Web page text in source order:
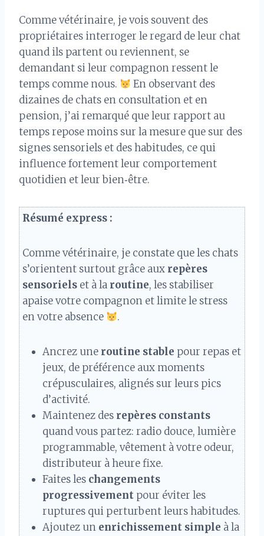
Comme vétérinaire, je vois souvent des
propriétaires interroger le regard de leur chat
quand ils partent ou reviennent, se
demandant si leur compagnon ressent le
temps comme nous.
En observant des
dizaines de chats en consultation et en
pension, j’ai remarqué que leur rapport au
temps repose moins sur la mesure que sur des
signes sensoriels et des habitudes, ce qui
influence fortement leur comportement
quotidien et leur bien‑être.
Résumé express :
Comme vétérinaire, je constate que les chats
s’orientent surtout grâce aux repères
sensoriels et à la routine, les stabiliser
apaise votre compagnon et limite le stress
en votre absence
.
Ancrez une routine stable pour repas et
jeux, de préférence aux moments
crépusculaires, alignés sur leurs pics
d’activité.
Maintenez des repères constants
quand vous partez: radio douce, lumière
programmable, vêtement à votre odeur,
distributeur à heure fixe.
Faites les changements
progressivement pour éviter les
ruptures qui perturbent leurs habitudes.
Ajoutez un enrichissement simple à la